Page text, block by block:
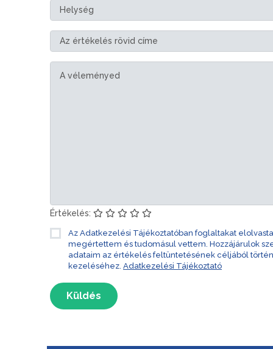
Értékelés:
Az Adatkezelési Tájékoztatóban foglaltakat
megértettem és tudomásul vettem. Hozzájárulok
adataim az értékelés feltüntetésének céljából
kezeléséhez. Adatkezelési Tájékoztató
Küldés